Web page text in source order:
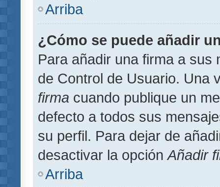
Arriba
¿Cómo se puede añadir
Para añadir una firma a sus
de Control de Usuario. Una
firma cuando publique un
defecto a todos sus
su perfil. Para dejar de
desactivar la opción Añadir
Arriba